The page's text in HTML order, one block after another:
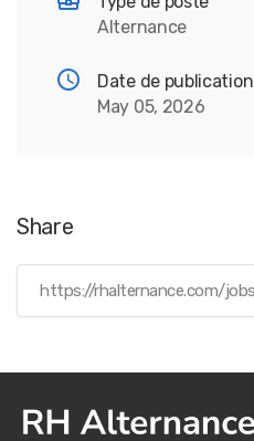
Alternance
Date de publication
May 05, 2026
Share